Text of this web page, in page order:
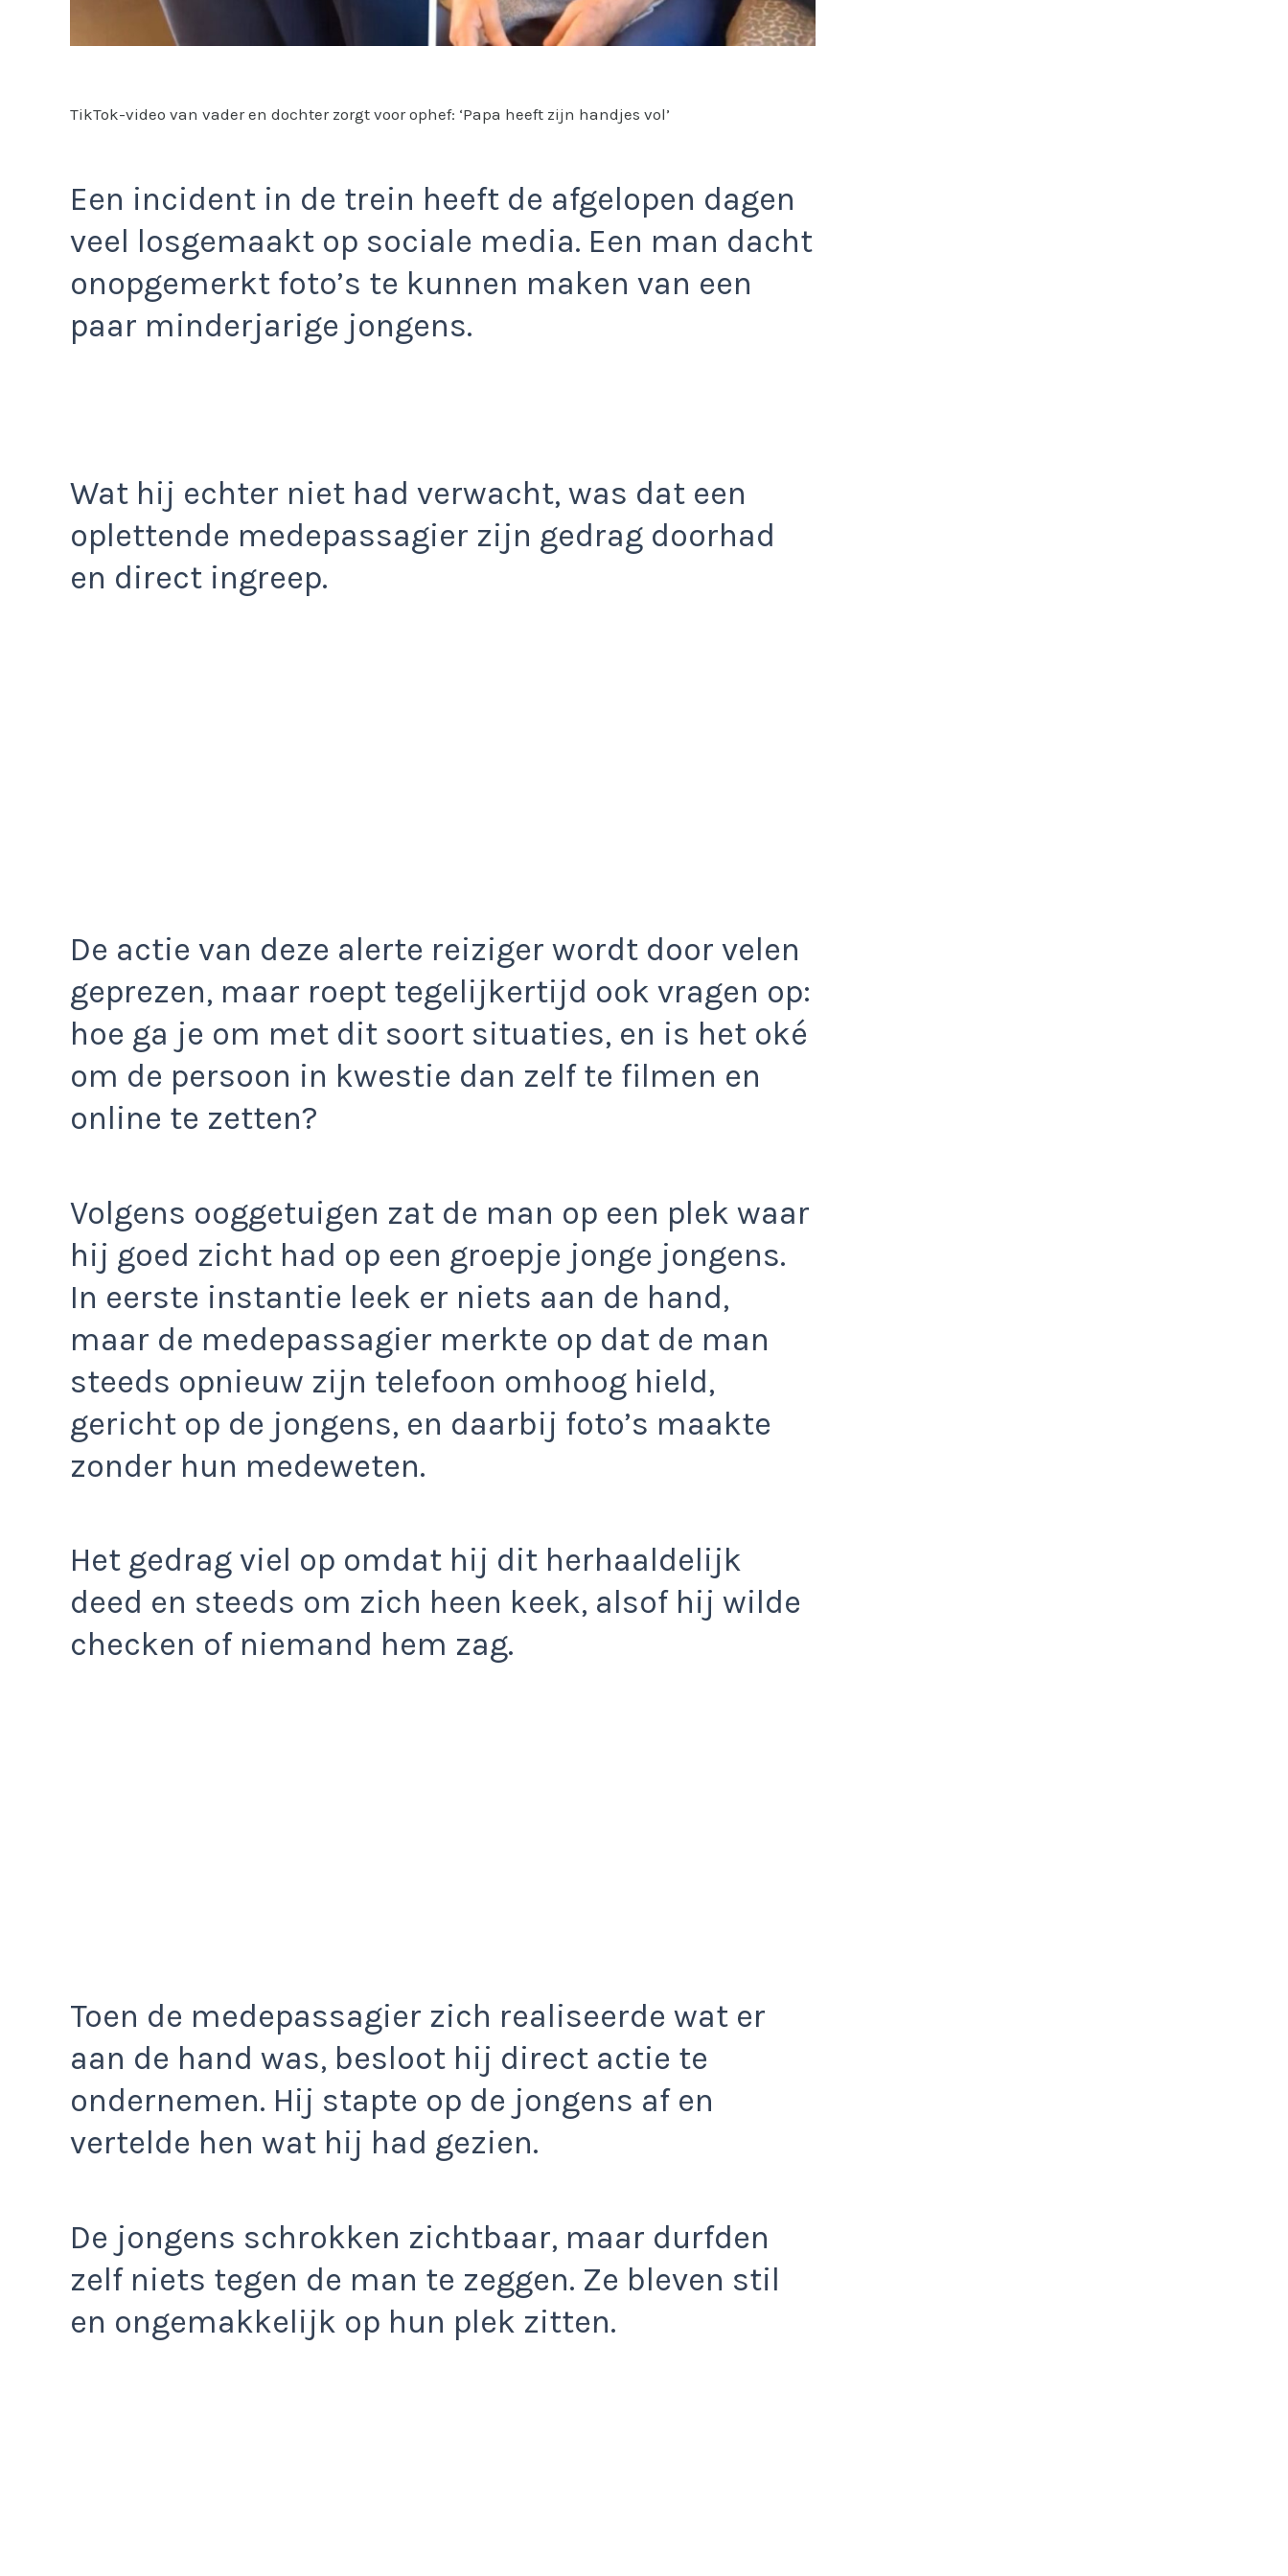
TikTok-video van vader en dochter zorgt voor ophef: ‘Papa heeft zijn handjes vol’
Een incident in de trein heeft de afgelopen dagen
veel losgemaakt op sociale media. Een man dacht
onopgemerkt foto’s te kunnen maken van een
paar minderjarige jongens.
Wat hij echter niet had verwacht, was dat een
oplettende medepassagier zijn gedrag doorhad
en direct ingreep.
De actie van deze alerte reiziger wordt door velen
geprezen, maar roept tegelijkertijd ook vragen op:
hoe ga je om met dit soort situaties, en is het oké
om de persoon in kwestie dan zelf te filmen en
online te zetten?
Volgens ooggetuigen zat de man op een plek waar
hij goed zicht had op een groepje jonge jongens.
In eerste instantie leek er niets aan de hand,
maar de medepassagier merkte op dat de man
steeds opnieuw zijn telefoon omhoog hield,
gericht op de jongens, en daarbij foto’s maakte
zonder hun medeweten.
Het gedrag viel op omdat hij dit herhaaldelijk
deed en steeds om zich heen keek, alsof hij wilde
checken of niemand hem zag.
Toen de medepassagier zich realiseerde wat er
aan de hand was, besloot hij direct actie te
ondernemen. Hij stapte op de jongens af en
vertelde hen wat hij had gezien.
De jongens schrokken zichtbaar, maar durfden
zelf niets tegen de man te zeggen. Ze bleven stil
en ongemakkelijk op hun plek zitten.